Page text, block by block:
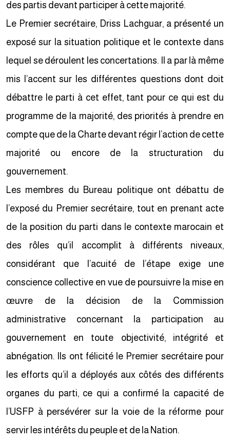
des partis devant participer à cette majorité.
Le Premier secrétaire, Driss Lachguar, a présenté un
exposé sur la situation politique et le contexte dans
lequel se déroulent les concertations. Il a par là même
mis l’accent sur les différentes questions dont doit
débattre le parti à cet effet, tant pour ce qui est du
programme de la majorité, des priorités à prendre en
compte que de la Charte devant régir l’action de cette
majorité ou encore de la structuration du
gouvernement.
Les membres du Bureau politique ont débattu de
l’exposé du Premier secrétaire, tout en prenant acte
de la position du parti dans le contexte marocain et
des rôles qu’il accomplit à différents niveaux,
considérant que l’acuité de l’étape exige une
conscience collective en vue de poursuivre la mise en
œuvre de la décision de la Commission
administrative concernant la participation au
gouvernement en toute objectivité, intégrité et
abnégation. Ils ont félicité le Premier secrétaire pour
les efforts qu’il a déployés aux côtés des différents
organes du parti, ce qui a confirmé la capacité de
l’USFP à persévérer sur la voie de la réforme pour
servir les intérêts du peuple et de la Nation.